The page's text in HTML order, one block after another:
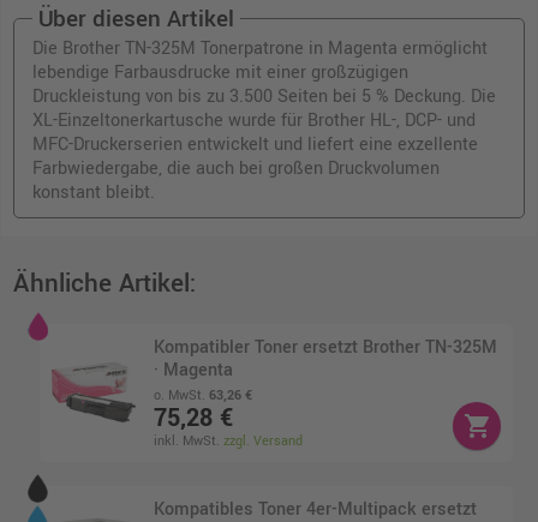
Über diesen Artikel
Die Brother TN-325M Tonerpatrone in Magenta ermöglicht
lebendige Farbausdrucke mit einer großzügigen
Druckleistung von bis zu 3.500 Seiten bei 5 % Deckung. Die
XL-Einzeltonerkartusche wurde für Brother HL-, DCP- und
MFC-Druckerserien entwickelt und liefert eine exzellente
Farbwiedergabe, die auch bei großen Druckvolumen
konstant bleibt.
Ähnliche Artikel:
Kompatibler Toner ersetzt Brother TN-325M
· Magenta
o. MwSt. 63,26 €
75,28 €
inkl. MwSt.zzgl. Versand
shopping_cart
Kompatibles Toner 4er-Multipack ersetzt